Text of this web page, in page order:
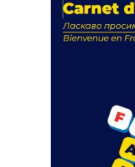
actions
18 septembre 2023
FEUILLETER